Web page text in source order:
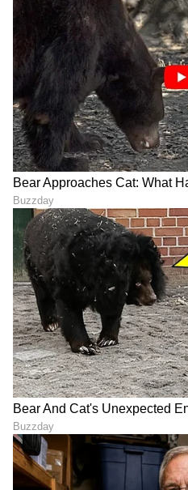
RECOMMENDED STORIES
ಗೂಗಲ್ ಪಿಕ್ಸೆಲ್ 10 ಮೊಬೈಲ್
ಮೇಲೆ ಭರ್ಜರಿ ₹13,000
ಡಿಸ್ಕೌಂಟ್: ಪ್ರೀಮಿಯಂ ಫೋನ್
ಪ್ರಿಯರಿಗೆ ಬೆಸ್ಟ್ ಆಫರ್!